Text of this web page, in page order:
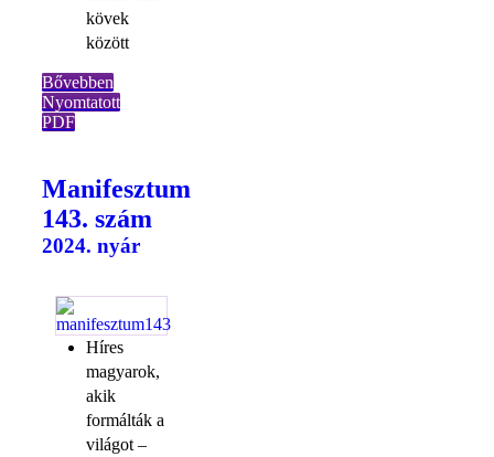
kövek
között
Bővebben
Nyomtatott
PDF
Manifesztum
143. szám
2024. nyár
Híres
magyarok,
akik
formálták a
világot –